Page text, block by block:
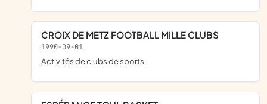
CROIX DE METZ FOOTBALL MILLE CLUBS
1990-09-01
Activités de clubs de sports